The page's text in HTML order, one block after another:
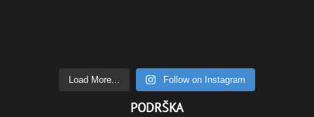
Load More... Follow on Instagram
PODRŠKA